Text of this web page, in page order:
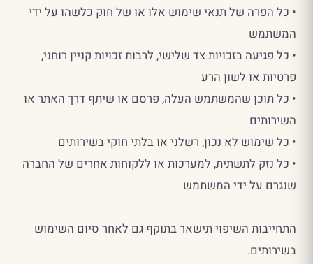
• כל הפרה של תנאי שימוש אלו או של חוק כלשהו על ידי
המשתמש
• כל פגיעה בזכויות צד שלישי, לרבות זכויות קניין רוחני,
פרטיות או לשון הרע
• כל תוכן שהמשתמש העלה, פרסם או שיתף דרך האתר או
השירותים
• כל שימוש לא נכון, רשלני או בלתי חוקי בשירותים
• כל נזק לתשתית, למערכות או ללקוחות אחרים של החברה
שנגרם על ידי המשתמש
התחייבות השיפוי תישאר בתוקף גם לאחר סיום השימוש
בשירותים.